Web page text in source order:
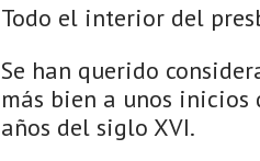
Todo el interior del
Se han querido
más bien a unos
años del siglo XVI.